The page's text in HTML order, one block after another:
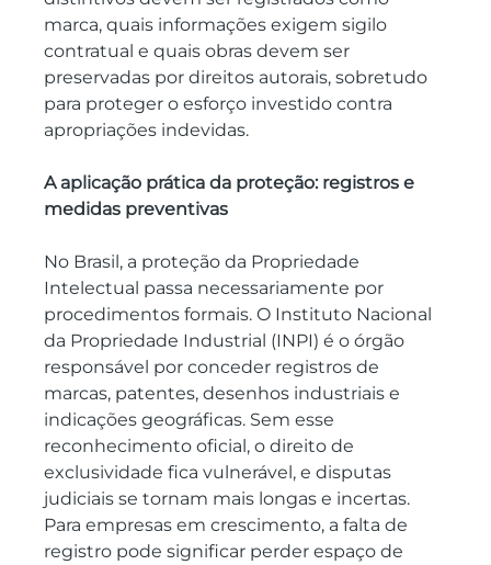
marca, quais informações exigem sigilo
contratual e quais obras devem ser
preservadas por direitos autorais, sobretudo
para proteger o esforço investido contra
apropriações indevidas.
A aplicação prática da proteção: registros e
medidas preventivas
No Brasil, a proteção da Propriedade
Intelectual passa necessariamente por
procedimentos formais. O Instituto Nacional
da Propriedade Industrial (INPI) é o órgão
responsável por conceder registros de
marcas, patentes, desenhos industriais e
indicações geográficas. Sem esse
reconhecimento oficial, o direito de
exclusividade fica vulnerável, e disputas
judiciais se tornam mais longas e incertas.
Para empresas em crescimento, a falta de
registro pode significar perder espaço de